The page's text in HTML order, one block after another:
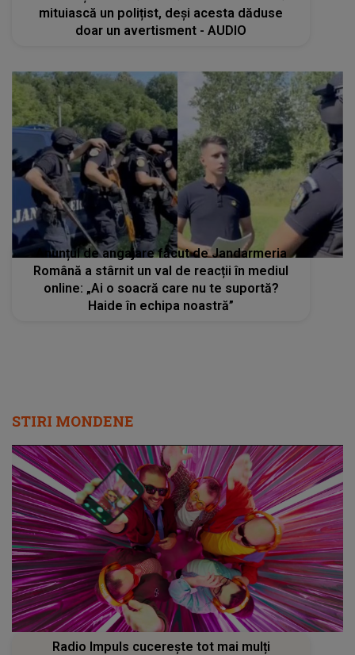
mituiască un polițist, deși acesta dăduse
doar un avertisment - AUDIO
Anunțul de angajare făcut de Jandarmeria
Română a stârnit un val de reacții în mediul
online: „Ai o soacră care nu te suportă?
Haide în echipa noastră”
STIRI MONDENE
Radio Impuls cucerește tot mai mulți